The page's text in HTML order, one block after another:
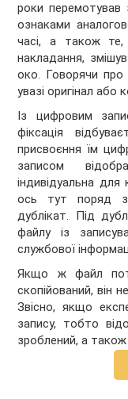
роки перемотував
ознаками
часі, а також те,
накладання,
око. Говорячи про
увазі оригінал або
Із цифровим
фіксація
присвоєння їм
записом
індивідуальна
ось тут поряд з
дублікат. Під
файлу із
службової
Якщо ж файл
скопійований, він
Звісно, якщо
запису, тобто
зроблений, а також